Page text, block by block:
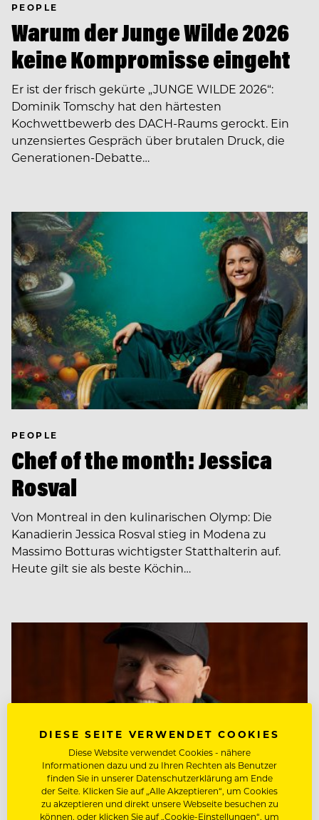
PEOPLE
Warum der Junge Wilde 2026
keine Kompromisse eingeht
Er ist der frisch gekürte „JUNGE WILDE 2026“:
Dominik Tomschy hat den härtesten
Kochwettbewerb des DACH-Raums gerockt. Ein
unzensiertes Gespräch über brutalen Druck, die
Generationen-Debatte…
PEOPLE
Chef of the month: Jessica
Rosval
Von Montreal in den kulinarischen Olymp: Die
Kanadierin Jessica Rosval stieg in Modena zu
Massimo Botturas wichtigster Statthalterin auf.
Heute gilt sie als beste Köchin…
DIESE SEITE VERWENDET COOKIES
Diese Website verwendet Cookies - nähere
Informationen dazu und zu Ihren Rechten als Benutzer
finden Sie in unserer Datenschutzerklärung am Ende
der Seite. Klicken Sie auf „Alle Akzeptieren“, um Cookies
zu akzeptieren und direkt unsere Webseite besuchen zu
können, oder klicken Sie auf „Cookie-Einstellungen“, um